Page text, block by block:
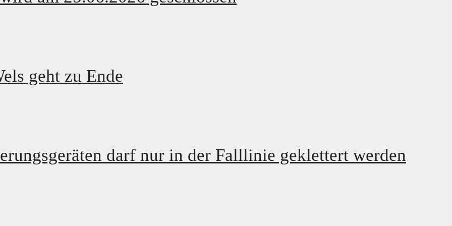
geht zu Ende
darf nur in der Falllinie geklettert werden